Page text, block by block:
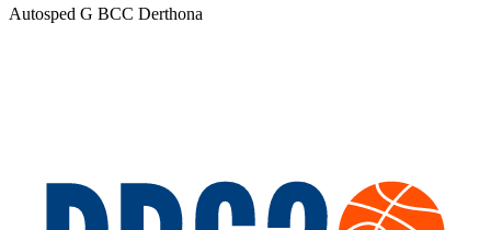
Autosped G BCC Derthona